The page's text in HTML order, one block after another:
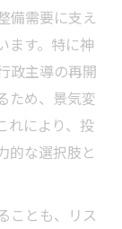
備需要に支え
ます。特に神
政主導の再開
ため、景気変
れにより、投
的な選択肢と
ことも、リス